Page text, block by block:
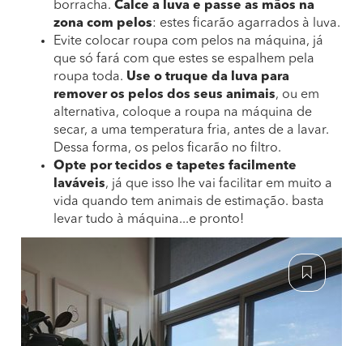
borracha. Calce a luva e passe as mãos na
zona com pelos: estes ficarão agarrados à luva.
Evite colocar roupa com pelos na máquina, já
que só fará com que estes se espalhem pela
roupa toda. Use o truque da luva para
remover os pelos dos seus animais, ou em
alternativa, coloque a roupa na máquina de
secar, a uma temperatura fria, antes de a lavar.
Dessa forma, os pelos ficarão no filtro.
Opte por tecidos e tapetes facilmente
laváveis, já que isso lhe vai facilitar em muito a
vida quando tem animais de estimação. basta
levar tudo à máquina...e pronto!